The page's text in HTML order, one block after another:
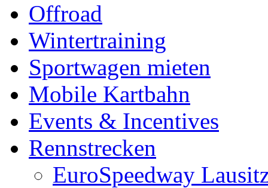
Offroad
Wintertraining
Sportwagen mieten
Mobile Kartbahn
Events & Incentives
Rennstrecken
EuroSpeedway